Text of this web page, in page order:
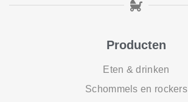
Producten
Eten & drinken
Schommels en rockers